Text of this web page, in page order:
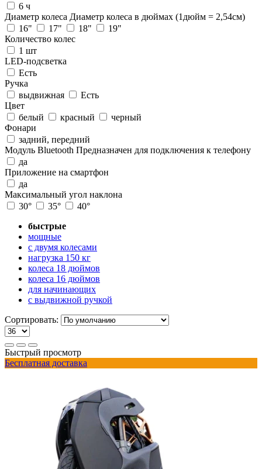
6 ч
Диаметр колеса Диаметр колеса в дюймах (1дюйм = 2,54см)
16"
17" 18"
19"
Количество колес
1 шт
LED-подсветка
Есть
Ручка
выдвижная
Есть
Цвет
белый
красный
черный
Фонари
задний, передний
Модуль Bluetooth Предназначен для подключения к телефону
да
Приложение на смартфон
да
Максимальный угол наклона
30°
35°
40°
быстрые
мощные
с двумя колесами
нагрузка 150 кг
колеса 18 дюймов
колеса 16 дюймов
для начинающих
с выдвижной ручкой
Сортировать:
Быстрый просмотр
Бесплатная доставка